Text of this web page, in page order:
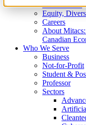
What We Do
Equity,
Careers
About
Canadian
Who We Serve
Business
Not-for-Profit
Student &
Professor
Sectors